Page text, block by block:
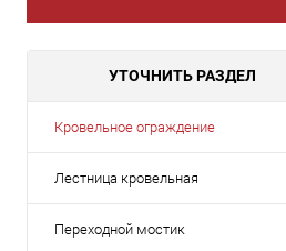
УТОЧНИТЬ РАЗДЕЛ
Кровельное ограждение
Лестница кровельная
Переходной мостик